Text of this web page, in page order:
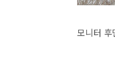
모니터 후